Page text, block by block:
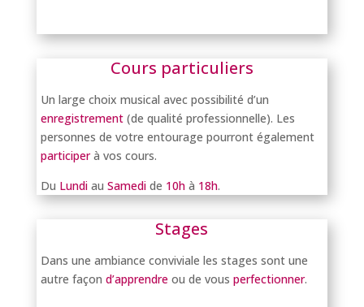
Cours particuliers
Un large choix musical avec possibilité d’un
enregistrement(de qualité professionnelle). Les
personnes de votre entourage pourront également
participerà vos cours.
Du Lundiau Samedide 10hà 18h.
Stages
Dans une ambiance conviviale les stages sont une
autre façon d’apprendreou de vous perfectionner.